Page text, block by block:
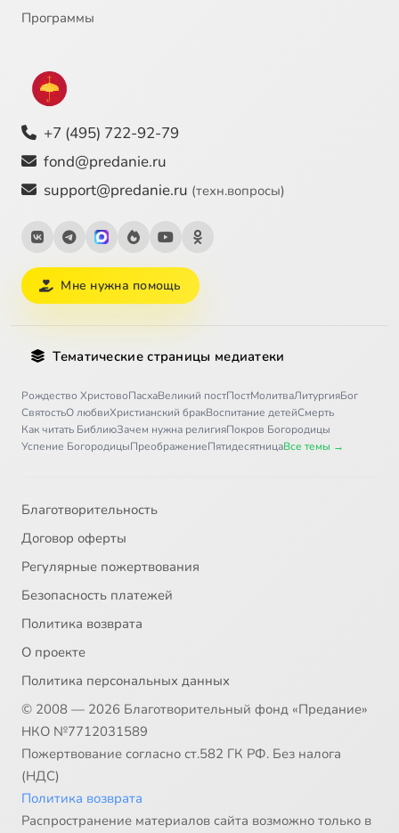
Программы
+7 (495) 722-92-79
fond@predanie.ru
support@predanie.ru (техн.вопросы)
Мне нужна помощь
Тематические страницы медиатеки
Рождество ХристовоПасхаВеликий постПостМолитваЛитургияБог
СвятостьО любвиХристианский бракВоспитание детейСмерть
Как читать БиблиюЗачем нужна религияПокров Богородицы
Успение БогородицыПреображениеПятидесятницаВсе темы →
Благотворительность
Договор оферты
Регулярные пожертвования
Безопасность платежей
Политика возврата
О проекте
Политика персональных данных
© 2008 — 2026 Благотворительный фонд «Предание»
НКО №7712031589
Пожертвование согласно ст.582 ГК РФ. Без налога
(НДС)
Политика возврата
Распространение материалов сайта возможно только в